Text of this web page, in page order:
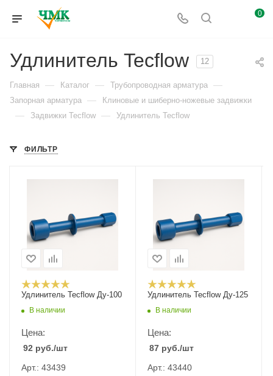
0
Удлинитель Tecflow 12
Главная — Каталог — Трубопроводная арматура —
Запорная арматура — Клиновые и шиберно-ножевые задвижки
— Задвижки Tecflow — Удлинитель Tecflow
ФИЛЬТР
Удлинитель Tecflow Ду-100
В наличии
Цена:
92 руб./шт
Арт.: 43439
Удлинитель Tecflow Ду-125
В наличии
Цена:
87 руб./шт
Арт.: 43440